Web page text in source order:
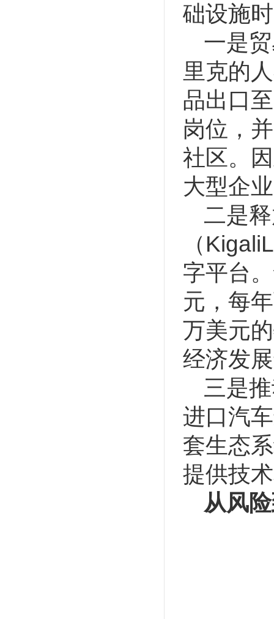
础设施
一是
里克的
品出口
岗位，
社区。
大型企
二是
（
字平台
元，每
万美元
经济发
三是
进口汽
套生态
提供技
从风